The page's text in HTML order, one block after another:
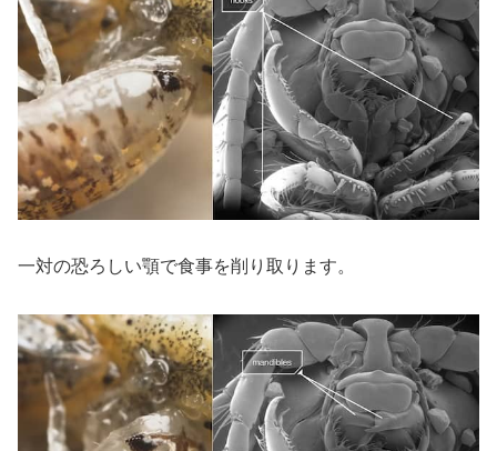
一対の恐ろしい顎で食事を削り取ります。